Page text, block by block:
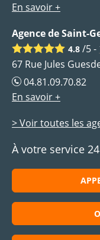
En savoir +
Agence de Saint-
4.8 /5 -
67 Rue Jules
04.81.09.70.82
En savoir +
> Voir toutes les
À votre service